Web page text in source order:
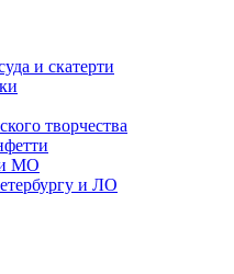
и скатерти
творчества
и МО
и ЛО